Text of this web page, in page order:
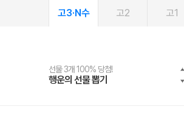
고3·N수 고2 고1
선물 3개 100% 당첨!
행운의 선물 뽑기
선물 100% 증정!
메가스터디 X 올리브
여름방학 스터디 캐시백
메가런 썸머스쿨
2027 러셀 단과
강사 공개선발
스마트러닝앱
설문 EVENT
메가패스
3일 무료 체험권
메가패스 수강생 무료혜택!
메가클럽 멤버십
사회공헌 캠페인
희망이룸 메가나눔